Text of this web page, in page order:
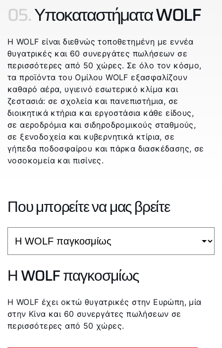
05.Υποκαταστήματα WOLF
Η WOLF είναι διεθνώς τοποθετημένη με εννέα
θυγατρικές και 60 συνεργάτες πωλήσεων σε
περισσότερες από 50 χώρες. Σε όλο τον κόσμο,
τα προϊόντα του Ομίλου WOLF εξασφαλίζουν
καθαρό αέρα, υγιεινό εσωτερικό κλίμα και
ζεστασιά: σε σχολεία και πανεπιστήμια, σε
διοικητικά κτήρια και εργοστάσια κάθε είδους,
σε αεροδρόμια και σιδηροδρομικούς σταθμούς,
σε ξενοδοχεία και κυβερνητικά κτίρια, σε
γήπεδα ποδοσφαίρου και πάρκα διασκέδασης, σε
νοσοκομεία και πισίνες.
Που μπορείτε να μας βρείτε
Η WOLF παγκοσμίως
Η WOLF έχει οκτώ θυγατρικές στην Ευρώπη, μία
στην Κίνα και 60 συνεργάτες πωλήσεων σε
περισσότερες από 50 χώρες.